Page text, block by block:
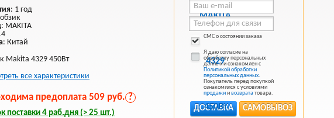
СМС о состоянии заказа
Я даю согласие на
обработку персональных
данных и ознакомлен с
Политикой обработки
персональных данных.
Покупатель перед покупкой
ознакомился с условиями
продажиивозврататовара.
САМОВЫВОЗ
ДОСТАВКА
: 1 год
: MAKITA
: Китай
Makita 4329 450Вт
все характеристики
предоплата 509 руб. ?
поставки 4 раб.дня (> 25 шт.)